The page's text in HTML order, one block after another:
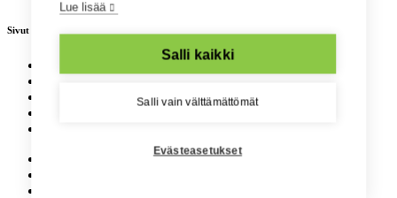
Lue lisää
Salli kaikki
Salli vain välttämättömät
Evästeasetukset
Sivut